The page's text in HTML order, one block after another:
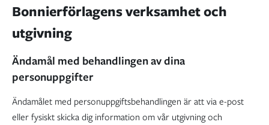
Bonnierförlagens verksamhet och
utgivning
Ändamål med behandlingen av dina
personuppgifter
Ändamålet med personuppgiftsbehandlingen är att via e-post
eller fysiskt skicka dig information om vår utgivning och